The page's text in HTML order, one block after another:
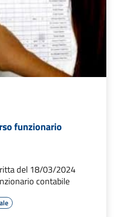
funzionario
del 18/03/2024
contabile